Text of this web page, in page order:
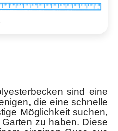
sind eine
die eine schnelle
Möglichkeit suchen,
zu haben. Diese